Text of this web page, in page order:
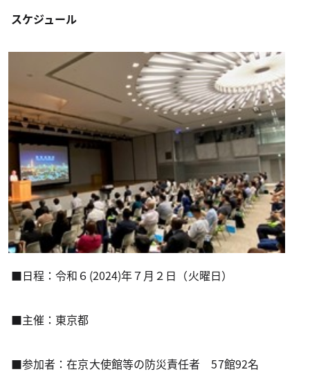
スケジュール
■日程：令和６(2024)年７月２日（火曜日）
■主催：東京都
■参加者：在京大使館等の防災責任者 57館92名